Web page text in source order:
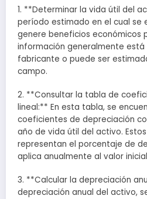
1. **Determinar la vida útil del
período estimado en el cual se
genere beneficios económicos
información generalmente
fabricante o puede ser
campo.
2. **Consultar la tabla de
lineal:** En esta tabla, se
coeficientes de depreciación
año de vida útil del activo.
representan el porcentaje de
aplica anualmente al valor
3. **Calcular la depreciación
depreciación anual del activo,